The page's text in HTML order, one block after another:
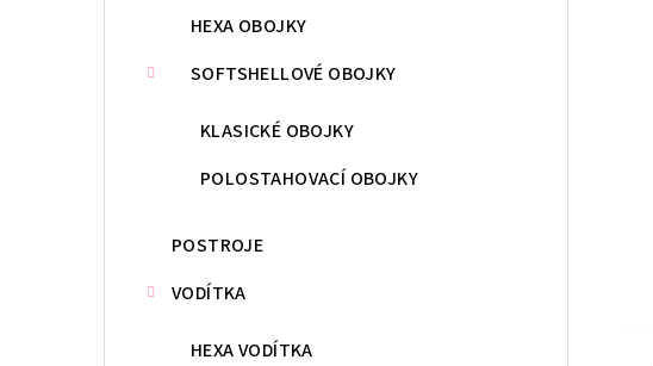
HEXA OBOJKY
SOFTSHELLOVÉ OBOJKY
KLASICKÉ OBOJKY
POLOSTAHOVACÍ OBOJKY
POSTROJE
VODÍTKA
HEXA VODÍTKA